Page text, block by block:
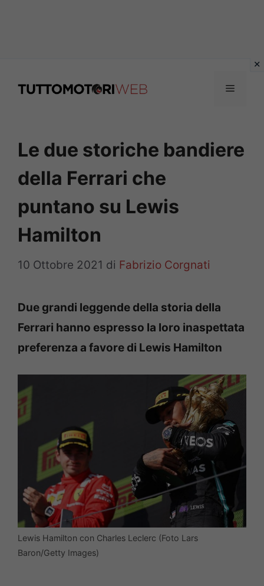
Menu
Le due storiche bandiere
della Ferrari che
puntano su Lewis
Hamilton
10 Ottobre 2021 di Fabrizio Corgnati
Due grandi leggende della storia della
Ferrari hanno espresso la loro inaspettata
preferenza a favore di Lewis Hamilton
Lewis Hamilton con Charles Leclerc (Foto Lars
Baron/Getty Images)